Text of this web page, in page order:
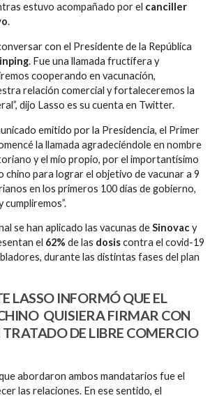
estuvo acompañado por el canciller
.
con el Presidente de la República
. Fue una llamada fructífera y
cooperando en vacunación,
relación comercial y fortaleceremos la
dijo Lasso es su cuenta en Twitter.
emitido por la Presidencia, el Primer
la llamada agradeciéndole en nombre
y el mío propio, por el importantísimo
chino para lograr el objetivo de vacunar a 9
en los primeros 100 días de gobierno,
se han aplicado las vacunas deSinovacy
el 62% de las dosiscontra el covid-19
durante las distintas fases del plan
LASSO INFORMÓ QUE EL
QUISIERA FIRMAR CON
DE LIBRE COMERCIO
abordaron ambos mandatarios fue el
las relaciones. En ese sentido, el